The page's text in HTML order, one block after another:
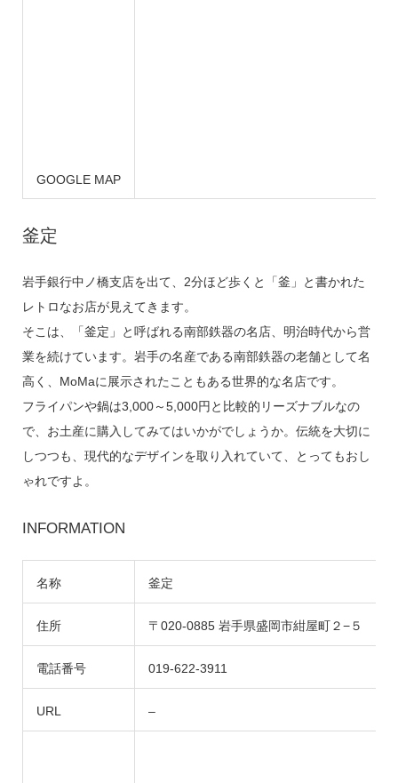
GOOGLE MAP
釜定
岩手銀行中ノ橋支店を出て、2分ほど歩くと「釜」と書かれた
レトロなお店が見えてきます。
そこは、「釜定」と呼ばれる南部鉄器の名店、明治時代から営
業を続けています。岩手の名産である南部鉄器の老舗として名
高く、MoMaに展示されたこともある世界的な名店です。
フライパンや鍋は3,000～5,000円と比較的リーズナブルなの
で、お土産に購入してみてはいかがでしょうか。伝統を大切に
しつつも、現代的なデザインを取り入れていて、とってもおし
ゃれですよ。
INFORMATION
名称 釜定
住所 〒020-0885 岩手県盛岡市紺屋町２−５
電話番号 019-622-3911
URL –